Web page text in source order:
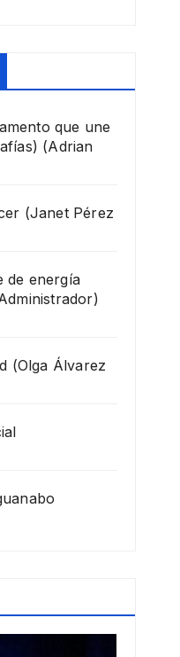
que une
(Adrian
(Janet Pérez
de energía
(Olga Álvarez